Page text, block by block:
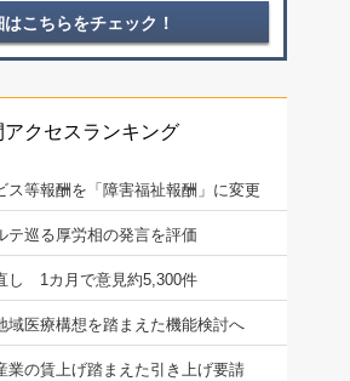
はこちらをチェック！
アクセスランキング
ス等報酬を「障害福祉報酬」に変更
テ巡る厚労相の発言を評価
し 1カ月で意見約5,300件
域医療構想を踏まえた機能検討へ
業の賃上げ踏まえた引き上げ要請